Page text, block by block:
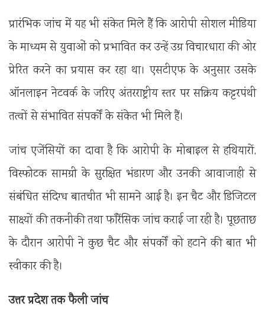
प्रारंभिक जांच में यह भी संकेत मिले हैं कि आरोपी सोशल मीडिया
के माध्यम से युवाओं को प्रभावित कर उन्हें उग्र विचारधारा की ओर
प्रेरित करने का प्रयास कर रहा था। एसटीएफ के अनुसार उसके
ऑनलाइन नेटवर्क के जरिए अंतरराष्ट्रीय स्तर पर सक्रिय कट्टरपंथी
तत्वों से संभावित संपर्कों के संकेत भी मिले हैं।
जांच एजेंसियों का दावा है कि आरोपी के मोबाइल से हथियारों,
विस्फोटक सामग्री के सुरक्षित भंडारण और उनकी आवाजाही से
संबंधित संदिग्ध बातचीत भी सामने आई है। इन चैट और डिजिटल
साक्ष्यों की तकनीकी तथा फॉरेंसिक जांच कराई जा रही है। पूछताछ
के दौरान आरोपी ने कुछ चैट और संपर्कों को हटाने की बात भी
स्वीकार की है।
उत्तर प्रदेश तक फैली जांच